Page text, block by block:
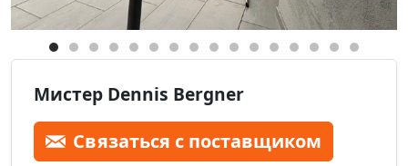
Мистер Dennis Bergner
Связаться с поставщиком